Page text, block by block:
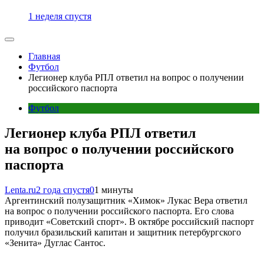
1 неделя спустя
Главная
Футбол
Легионер клуба РПЛ ответил на вопрос о получении
российского паспорта
Футбол
Легионер клуба РПЛ ответил
на вопрос о получении российского
паспорта
Lenta.ru2 года спустя01 минуты
Аргентинский полузащитник «Химок» Лукас Вера ответил
на вопрос о получении российского паспорта. Его слова
приводит «Советский спорт». В октябре российский паспорт
получил бразильский капитан и защитник петербургского
«Зенита» Дуглас Сантос.